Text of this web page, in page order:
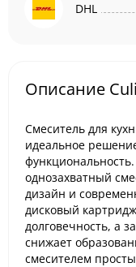
DHL
Описание
Смеситель для
идеальное
однозахватный
дизайн и
дисковый
долговечность, а
снижает
смесителем